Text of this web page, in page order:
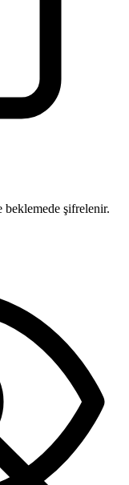
beklemede şifrelenir.